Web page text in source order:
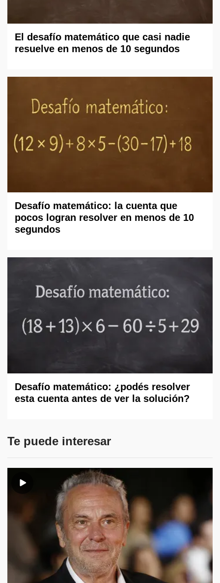
El desafío matemático que casi nadie
resuelve en menos de 10 segundos
Desafío matemático: la cuenta que
pocos logran resolver en menos de 10
segundos
Desafío matemático: ¿podés resolver
esta cuenta antes de ver la solución?
Te puede interesar